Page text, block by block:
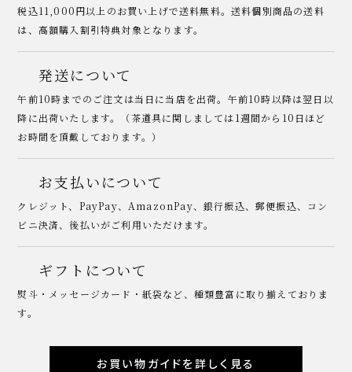
税込11,000円以上のお買い上げで送料無料。送料個別商品の送料
は、高額購入割引特典対象となります。
発送について
午前10時までのご注文は当日に当店を出荷。午前10時以降は翌日以
降に出荷いたします。（茶道具に関しましては1週間から10日ほど
お時間を頂戴しております。）
お支払いについて
クレジット、PayPay、AmazonPay、銀行振込、郵便振込、コン
ビニ決済、後払いがご利用いただけます。
ギフトについて
熨斗・メッセージカード・紙袋など、種類豊富に取り揃えておりま
す。
お買い物ガイドを詳しく見る